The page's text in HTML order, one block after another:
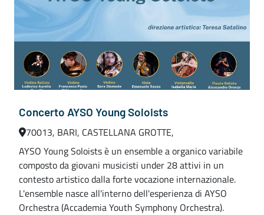
Concerto AYSO Young Soloists
70013, BARI, CASTELLANA GROTTE,
AYSO Young Soloists è un ensemble a organico variabile
composto da giovani musicisti under 28 attivi in un
contesto artistico dalla forte vocazione internazionale.
L'ensemble nasce all'interno dell'esperienza di AYSO
Orchestra (Accademia Youth Symphony Orchestra).